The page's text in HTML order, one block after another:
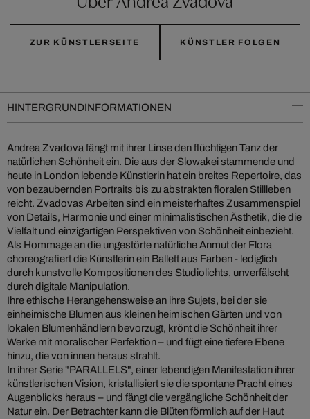
ZUR KÜNSTLERSEITE KÜNSTLER FOLGEN
HINTERGRUNDINFORMATIONEN
Andrea Zvadova fängt mit ihrer Linse den flüchtigen Tanz der
natürlichen Schönheit ein. Die aus der Slowakei stammende und
heute in London lebende Künstlerin hat ein breites Repertoire, das
von bezaubernden Portraits bis zu abstrakten floralen Stillleben
reicht. Zvadovas Arbeiten sind ein meisterhaftes Zusammenspiel
von Details, Harmonie und einer minimalistischen Ästhetik, die die
Vielfalt und einzigartigen Perspektiven von Schönheit einbezieht.
Als Hommage an die ungestörte natürliche Anmut der Flora
choreografiert die Künstlerin ein Ballett aus Farben - lediglich
durch kunstvolle Kompositionen des Studiolichts, unverfälscht
durch digitale Manipulation.
Ihre ethische Herangehensweise an ihre Sujets, bei der sie
einheimische Blumen aus kleinen heimischen Gärten und von
lokalen Blumenhändlern bevorzugt, krönt die Schönheit ihrer
Werke mit moralischer Perfektion – und fügt eine tiefere Ebene
hinzu, die von innen heraus strahlt.
In ihrer Serie "PARALLELS", einer lebendigen Manifestation ihrer
künstlerischen Vision, kristallisiert sie die spontane Pracht eines
Augenblicks heraus – und fängt die vergängliche Schönheit der
Natur ein. Der Betrachter kann die Blüten förmlich auf der Haut